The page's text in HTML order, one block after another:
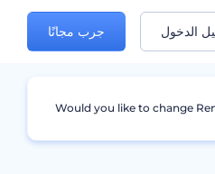
الدخول جرب مجانًا
Would you like to change